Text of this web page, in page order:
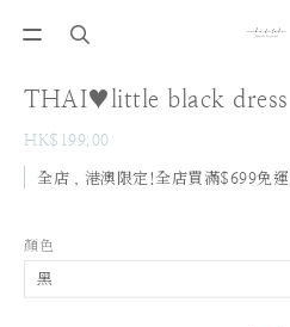
THAI♥little black dress
HK$199.00
全店，港澳限定!全店買滿$699免
顏色